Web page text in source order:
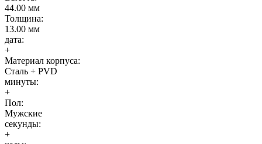
44.00 мм
Толщина:
13.00 мм
дата:
+
Материал корпуса:
Сталь + PVD
минуты:
+
Пол:
Мужские
секунды:
+